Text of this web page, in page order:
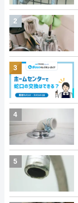
2
3
4
5